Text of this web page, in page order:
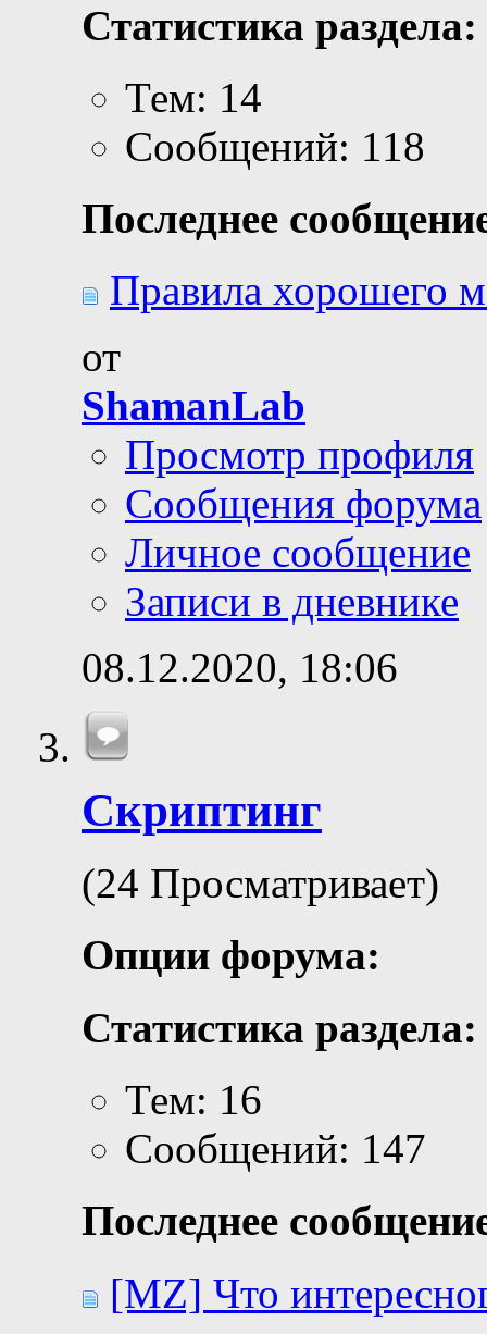
Статистика раздела:
Тем: 14
Сообщений: 118
Последнее
Правила хорошего
от
ShamanLab
Просмотр профиля
Сообщения форума
Личное сообщение
Записи в дневнике
08.12.2020, 18:06
Скриптинг
(24 Просматривает)
Опции форума:
Статистика раздела:
Тем: 16
Сообщений: 147
Последнее
[MZ] Что